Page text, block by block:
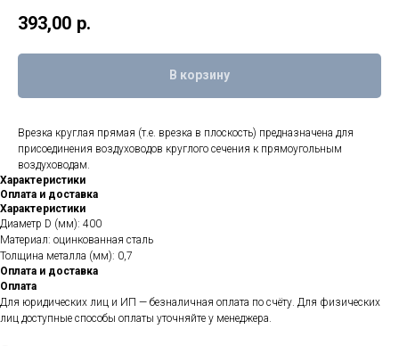
393,00 р.
В корзину
Врезка круглая прямая (т.е. врезка в плоскость) предназначена для
присоединения воздуховодов круглого сечения к прямоугольным
воздуховодам.
Характеристики
Оплата и доставка
Характеристики
Диаметр D (мм): 400
Материал: оцинкованная сталь
Толщина металла (мм): 0,7
Оплата и доставка
Оплата
Для юридических лиц и ИП — безналичная оплата по счёту. Для физических
лиц доступные способы оплаты уточняйте у менеджера.